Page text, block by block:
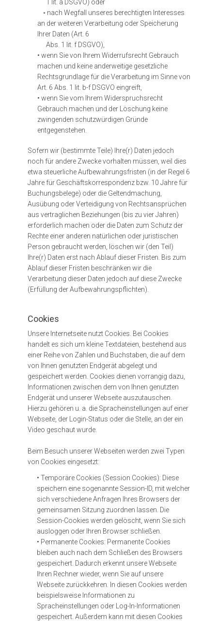
1 lit. a DSGVO) oder
◦ nach Wegfall unseres berechtigten Interesses
an der weiteren Verarbeitung oder Speicherung
Ihrer Daten (Art. 6
Abs. 1 lit. f DSGVO),
• wenn Sie von Ihrem Widerrufsrecht Gebrauch
machen und keine anderweitige gesetzliche
Rechtsgrundlage für die Verarbeitung im Sinne von
Art. 6 Abs. 1 lit. b-f DSGVO eingreift,
• wenn Sie vom Ihrem Widerspruchsrecht
Gebrauch machen und der Löschung keine
zwingenden schutzwürdigen Gründe
entgegenstehen.
Sofern wir (bestimmte Teile) Ihre(r) Daten jedoch
noch für andere Zwecke vorhalten müssen, weil dies
etwa steuerliche Aufbewahrungsfristen (in der Regel 6
Jahre für Geschäftskorrespondenz bzw. 10 Jahre für
Buchungsbelege) oder die Geltendmachung,
Ausübung oder Verteidigung von Rechtsansprüchen
aus vertraglichen Beziehungen (bis zu vier Jahren)
erforderlich machen oder die Daten zum Schutz der
Rechte einer anderen natürlichen oder juristischen
Person gebraucht werden, löschen wir (den Teil)
Ihre(r) Daten erst nach Ablauf dieser Fristen. Bis zum
Ablauf dieser Fristen beschränken wir die
Verarbeitung dieser Daten jedoch auf diese Zwecke
(Erfüllung der Aufbewahrungspflichten).
Cookies
Unsere Internetseite nutzt Cookies. Bei Cookies
handelt es sich um kleine Textdateien, bestehend aus
einer Reihe von Zahlen und Buchstaben, die auf dem
von Ihnen genutzten Endgerät abgelegt und
gespeichert werden. Cookies dienen vorrangig dazu,
Informationen zwischen dem von Ihnen genutzten
Endgerät und unserer Webseite auszutauschen.
Hierzu gehören u. a. die Spracheinstellungen auf einer
Webseite, der Login-Status oder die Stelle, an der ein
Video geschaut wurde.
Beim Besuch unserer Webseiten werden zwei Typen
von Cookies eingesetzt:
• Temporäre Cookies (Session Cookies): Diese
speichern eine sogenannte Session-ID, mit welcher
sich verschiedene Anfragen Ihres Browsers der
gemeinsamen Sitzung zuordnen lassen. Die
Session-Cookies werden gelöscht, wenn Sie sich
ausloggen oder Ihren Browser schließen.
• Permanente Cookies: Permanente Cookies
bleiben auch nach dem Schließen des Browsers
gespeichert. Dadurch erkennt unsere Webseite
Ihren Rechner wieder, wenn Sie auf unsere
Webseite zurückkehren. In diesen Cookies werden
beispielsweise Informationen zu
Spracheinstellungen oder Log-In-Informationen
gespeichert. Außerdem kann mit diesen Cookies